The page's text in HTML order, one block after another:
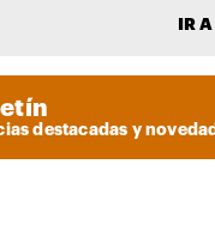
IR
destacadas y